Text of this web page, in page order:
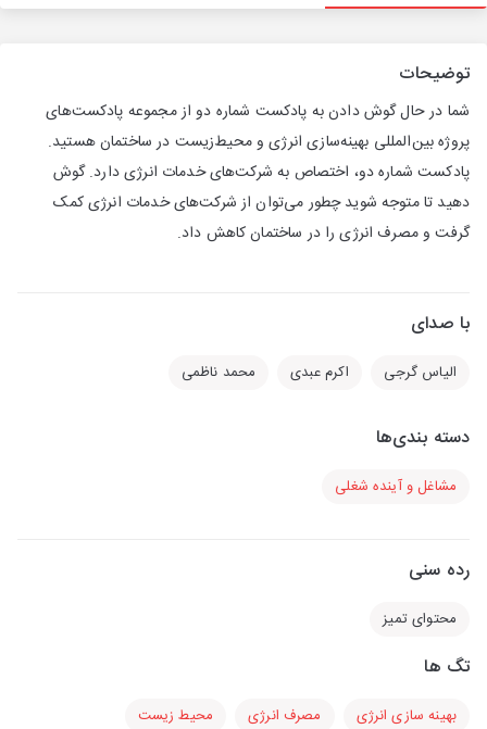
توضیحات
شما در حال گوش دادن به پادکست شماره دو از مجموعه پادکست‌های
پروژه بین‌المللی بهینه‌سازی انرژی و محیط‌زیست در ساختمان هستید.
پادکست شماره دو، اختصاص به شرکت‌های خدمات انرژی دارد. گوش
دهید تا متوجه شوید چطور می‌توان از شرکت‌های خدمات انرژی کمک
گرفت و مصرف انرژی را در ساختمان کاهش داد.
با صدای
الیاس گرجی اکرم عبدی محمد ناظمی
دسته بندی‌ها
مشاغل و آینده شغلی
رده سنی
محتوای تمیز
تگ ها
بهینه سازی انرژی مصرف انرژی محیط زیست